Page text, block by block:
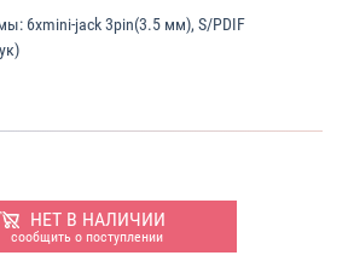
6xmini-jack 3pin(3.5 мм), S/PDIF
НЕТ В НАЛИЧИИ
сообщить о поступлении